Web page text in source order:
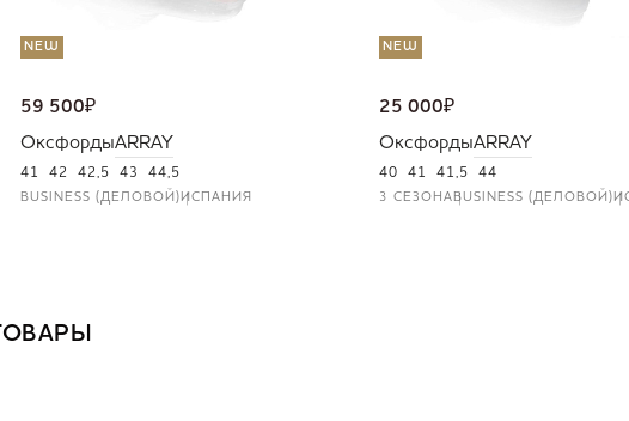
NEW
59 500₽
ОксфордыARRAY
41 42 42,5 43 44,5
BUSINESS (ДЕЛОВОЙ)ИСПАНИЯ
NEW
25 000₽
ОксфордыARRAY
40 41 41,5 44
3 СЕЗОНАBUSINESS (ДЕЛОВОЙ)